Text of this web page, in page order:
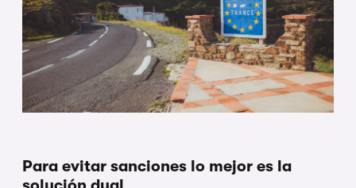
Para evitar sanciones lo mejor es la